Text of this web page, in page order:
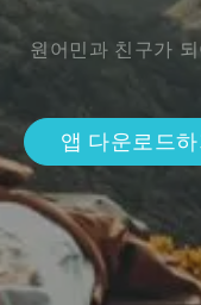
원어민과 친구가
앱 다운로드하